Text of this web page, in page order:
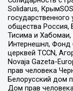
Solidarus,
общества Россия,
Тисима и
Интернешнл, Фонд
церквей TCCN,
Novaja Gazeta-
прав человека
Белорусский дом
Дом прав